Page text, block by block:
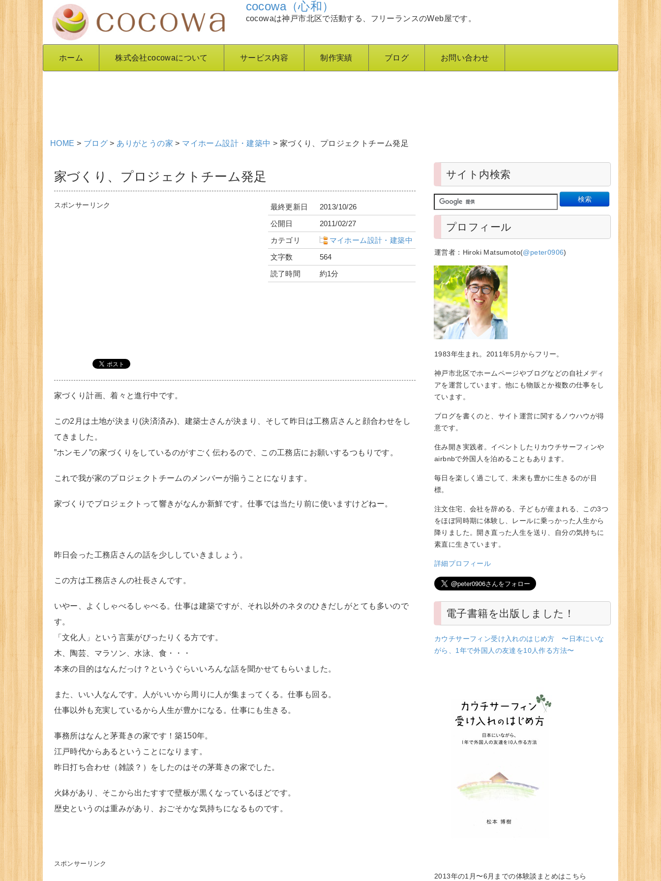
cocowa（心和）
cocowaは神戸市北区で活動する、フリーランスのWeb屋です。
ホーム 株式会社cocowaについて サービス内容 制作実績 ブログ お問い合わせ
HOME > ブログ > ありがとうの家 > マイホーム設計・建築中 > 家づくり、プロジェクトチーム発足
家づくり、プロジェクトチーム発足
スポンサーリンク 最終更新日
2013/10/26
公開日
2011/02/27
カテゴリ
マイホーム設計・建築中
文字数
564
読了時間
約1分
家づくり計画、着々と進行中です。
この2月は土地が決まり(決済済み)、建築士さんが決まり、そして昨日は工務店さんと顔合わせをし
てきました。
”ホンモノ”の家づくりをしているのがすごく伝わるので、この工務店にお願いするつもりです。
これで我が家のプロジェクトチームのメンバーが揃うことになります。
家づくりでプロジェクトって響きがなんか新鮮です。仕事では当たり前に使いますけどねー。
昨日会った工務店さんの話を少ししていきましょう。
この方は工務店さんの社長さんです。
いやー、よくしゃべるしゃべる。仕事は建築ですが、それ以外のネタのひきだしがとても多いので
す。
「文化人」という言葉がぴったりくる方です。
木、陶芸、マラソン、水泳、食・・・
本来の目的はなんだっけ？というぐらいいろんな話を聞かせてもらいました。
また、いい人なんです。人がいいから周りに人が集まってくる。仕事も回る。
仕事以外も充実しているから人生が豊かになる。仕事にも生きる。
事務所はなんと茅葺きの家です！築150年。
江戸時代からあるということになります。
昨日打ち合わせ（雑談？）をしたのはその茅葺きの家でした。
火鉢があり、そこから出たすすで壁板が黒くなっているほどです。
歴史というのは重みがあり、おごそかな気持ちになるものです。
スポンサーリンク
サイト内検索
プロフィール
運営者：Hiroki Matsumoto(@peter0906)
1983年生まれ。2011年5月からフリー。
神戸市北区でホームページやブログなどの自社メディ
アを運営しています。他にも物販とか複数の仕事をし
ています。
ブログを書くのと、サイト運営に関するノウハウが得
意です。
住み開き実践者。イベントしたりカウチサーフィンや
airbnbで外国人を泊めることもあります。
毎日を楽しく過ごして、未来も豊かに生きるのが目
標。
注文住宅、会社を辞める、子どもが産まれる、この3つ
をほぼ同時期に体験し、レールに乗っかった人生から
降りました。開き直った人生を送り、自分の気持ちに
素直に生きています。
詳細プロフィール
電子書籍を出版しました！
カウチサーフィン受け入れのはじめ方 〜日本にいな
がら、1年で外国人の友達を10人作る方法〜
2013年の1月〜6月までの体験談まとめはこちら